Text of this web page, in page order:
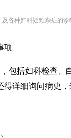
各种妇科疑难杂症的诊
项
括妇科检查、
详细询问病史，